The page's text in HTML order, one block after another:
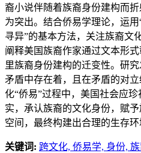
裔小说伴随着族裔身份建构而
为突出。结合侨易学理论，运用
寻异”的基本方法，关注族裔文
阐释美国族裔作家通过文本形
里族裔身份建构的迁变性。研
矛盾中存在着，且在矛盾的对
化“侨易”过程中，美国社会应
实，承认族裔的文化身份，赋
空间，最终构建出合理的生存环
关键词: 跨文化, 侨易学, 身份,